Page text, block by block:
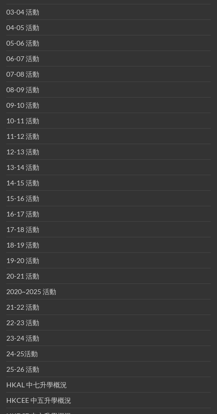
03-04 活動
04-05 活動
05-06 活動
06-07 活動
07-08 活動
08-09 活動
09-10 活動
10-11 活動
11-12 活動
12-13 活動
13-14 活動
14-15 活動
15-16 活動
16-17 活動
17-18 活動
18-19 活動
19-20 活動
20-21 活動
2020~2025 活動
21-22 活動
22-23 活動
23-24 活動
24-25活動
25-26 活動
HKAL 中七升學概況
HKCEE 中五升學概況